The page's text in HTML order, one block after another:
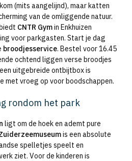
(mits aangelijnd), maar katten
van de omliggende natuur.
CNTR Gymin Enkhuizen
voor parkgasten. Start je dag
broodjesservice. Bestel voor 16.45
ochtend liggen verse broodjes
uitgebreide ontbijtbox is
met vroeg op voor boodschappen.
rondom het park
ligt om de hoek en ademt pure
is een absolute
spelletjes speelt en
ziet. Voor de kinderen is